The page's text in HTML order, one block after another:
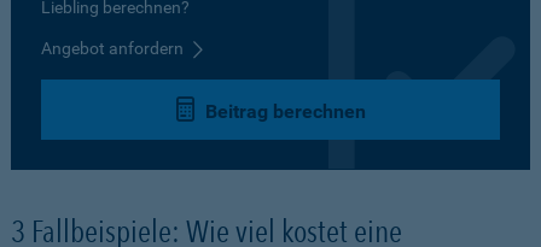
Liebling berechnen?
Angebot anfordern
Beitrag berechnen
3 Fallbeispiele: Wie viel kostet eine